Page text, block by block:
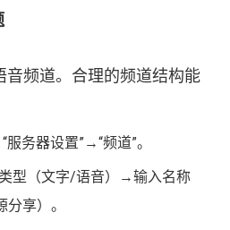
音频道。合理的频道结构能
务器设置”→“频道”。
型（文字/语音）→输入名称
享）。